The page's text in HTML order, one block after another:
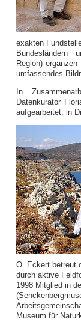
exakten
Bundesländern
Region)
umfassendes
In
Datenkurator
aufgearbeitet, in
O. Eckert betreut
durch aktive
1998 Mitglied in
Museum für